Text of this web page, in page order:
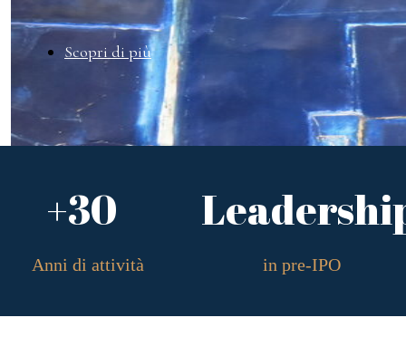
Scopri di più
+30
in pre-IPO
Anni di attività